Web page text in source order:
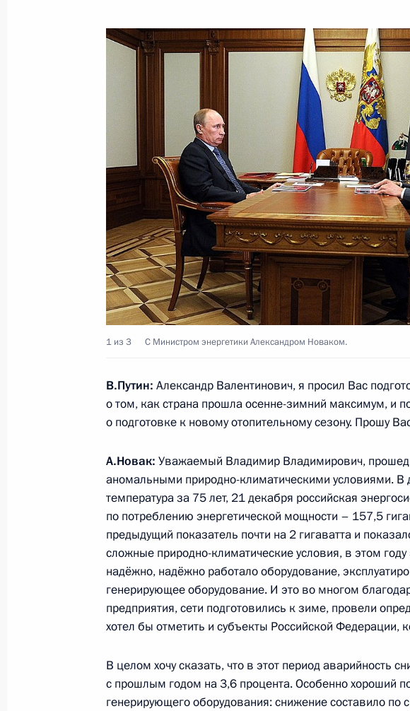
Встреча с работниками предприятия «Россия-Агро»
23 мая 2013 года, 22:00
Встреча с российскими предпринимателями
23 мая 2013 года, 21:00 Воронеж
В Сочи Владимир Путин встретится с Президентом
Томиславом Николичем
23 мая 2013 года, 14:10
Президент подписал поручение премьер-министру
23 мая 2013 года, 14:00
Президент информирован о ситуации в Тульской
22 мая 2013 года, 20:30
Рабочая встреча с Президентом Республики
Рустэмом Хамитовым
22 мая 2013 года, 20:00 Сочи
Сергей Приходько назначен Заместителем
Правительства – Руководителем Аппарата
1 из 3 С Министром энергетики Александром Новаком.
В.Путин: Александр Валентинович, я просил Вас
о том, как страна прошла осенне-зимний максимум, и
о подготовке к новому отопительному сезону. Прошу
А.Новак: Уважаемый Владимир Владимирович,
аномальными природно-климатическими условиями. В
температура за 75 лет, 21 декабря российская
по потреблению энергетической мощности – 157,5
предыдущий показатель почти на 2 гигаватта и
сложные природно-климатические условия, в этом
надёжно, надёжно работало оборудование,
генерирующее оборудование. И это во многом
предприятия, сети подготовились к зиме, провели
хотел бы отметить и субъекты Российской Федерации,
В целом хочу сказать, что в этот период аварийность
с прошлым годом на 3,6 процента. Особенно хороший
генерирующего оборудования: снижение составило